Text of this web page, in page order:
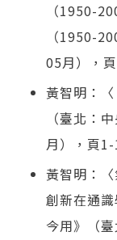
（1950-
（1950-
05月），
黃智明：
（臺北：
月），頁1-
黃智明：〈
創新在通
今用》（